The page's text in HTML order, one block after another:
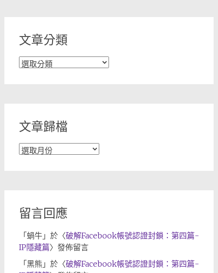
文章分類
文
文章歸檔
文
留言回應
「蝸牛」於〈破解Facebook帳號認證封鎖：第四篇-
IP隱藏篇〉發佈留言
「黑熊 」於〈破解Facebook帳號認證封鎖：第四篇-